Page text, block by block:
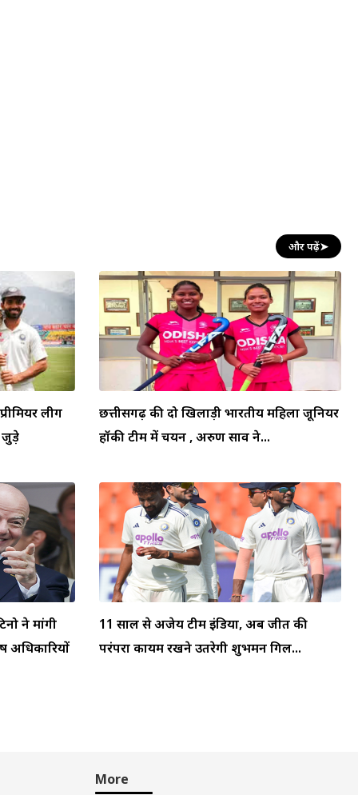
और पढ़ें➤
लीग
जुड़े
छत्तीसगढ़ की दो खिलाड़ी भारतीय महिला जूनियर
हॉकी टीम में चयन , अरुण साव ने...
ने मांगी
अधिकारियों
11 साल से अजेय टीम इंडिया, अब जीत की
परंपरा कायम रखने उतरेगी शुभमन गिल...
More